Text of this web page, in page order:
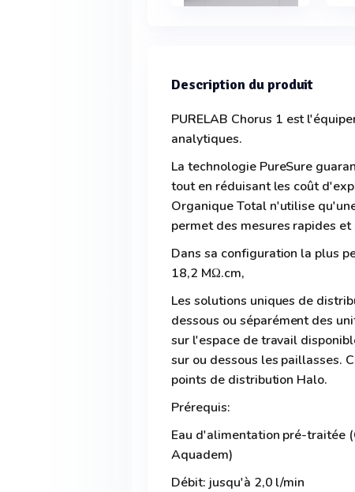
Description du produit
PURELAB Chorus 1 est
analytiques.
La technologie PureSure
tout en réduisant les coût
Organique Total n'utilise
permet des mesures rapides et
Dans sa configuration la plus
18,2 MΩ.cm,
Les solutions uniques de
dessous ou séparément des
sur l'espace de travail
sur ou dessous les paillasses.
points de distribution Halo.
Prérequis:
Eau d'alimentation pré-traitée
Aquadem)
Débit: jusqu'à 2,0 l/min